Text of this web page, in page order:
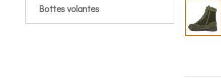
Bottes volantes